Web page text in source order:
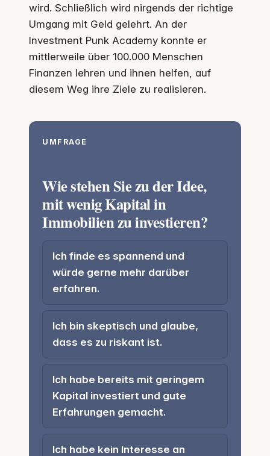
wird. Schließlich wird nirgends der richtige
Umgang mit Geld gelehrt. An der
Investment Punk Academy konnte er
mittlerweile über 100.000 Menschen
Finanzen lehren und ihnen helfen, auf
diesem Weg ihre Ziele zu realisieren.
UMFRAGE
Wie stehen Sie zu der Idee,
mit wenig Kapital in
Immobilien zu investieren?
Ich finde es spannend und
würde gerne mehr darüber
erfahren.
Ich bin skeptisch und glaube,
dass es zu riskant ist.
Ich habe bereits mit geringem
Kapital investiert und gute
Erfahrungen gemacht.
Ich habe kein Interesse an